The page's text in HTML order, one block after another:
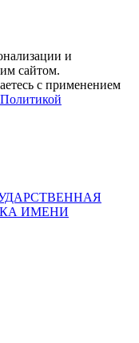
и
сайтом.
с применением
ИМЕНИ